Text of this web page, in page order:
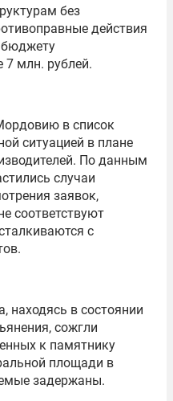
без
действия
бюджету
7 млн. рублей.
в список
ситуацией в плане
По данным
случаи
заявок,
соответствуют
с
находясь в состоянии
сожгли
к памятнику
площади в
задержаны.